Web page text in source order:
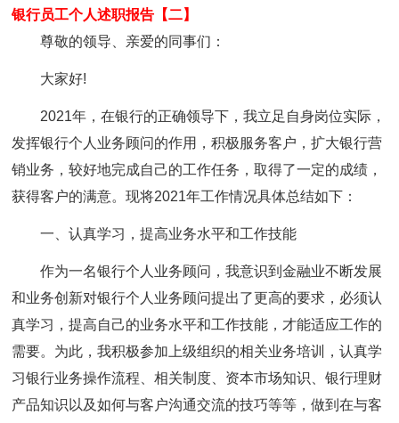
银行员工个人述职报告【二】
尊敬的领导、亲爱的同事们：
大家好!
2021年，在银行的正确领导下，我立足自身岗位实际，
发挥银行个人业务顾问的作用，积极服务客户，扩大银行营
销业务，较好地完成自己的工作任务，取得了一定的成绩，
获得客户的满意。现将2021年工作情况具体总结如下：
一、认真学习，提高业务水平和工作技能
作为一名银行个人业务顾问，我意识到金融业不断发展
和业务创新对银行个人业务顾问提出了更高的要求，必须认
真学习，提高自己的业务水平和工作技能，才能适应工作的
需要。为此，我积极参加上级组织的相关业务培训，认真学
习银行业务操作流程、相关制度、资本市场知识、银行理财
产品知识以及如何与客户沟通交流的技巧等等，做到在与客